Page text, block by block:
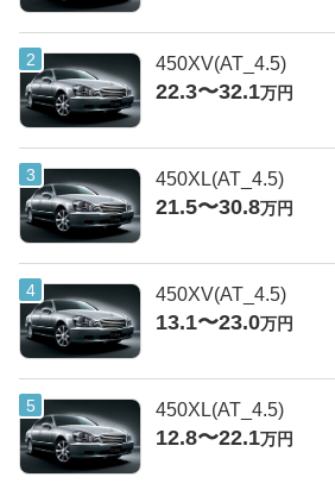
450XV(AT_4.5)
22.3〜32.1万円
450XL(AT_4.5)
21.5〜30.8万円
450XV(AT_4.5)
13.1〜23.0万円
450XL(AT_4.5)
12.8〜22.1万円